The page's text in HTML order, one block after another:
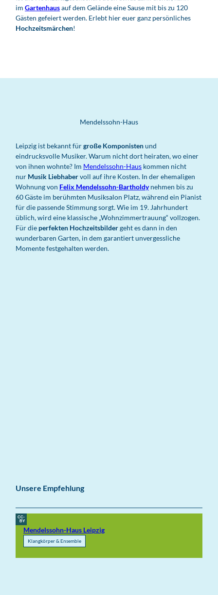
im Gartenhausauf dem Gelände eine Sause mit bis zu 120
Gästen gefeiert werden. Erlebt hier euer ganz persönliches
Hochzeitsmärchen!
Mendelssohn-Haus
Leipzig ist bekannt fürgroße Komponistenund
eindrucksvolle Musiker. Warum nicht dort heiraten, wo einer
von ihnen wohnte? Im Mendelssohn-Haus kommen nicht
nur Musik Liebhabervoll auf ihre Kosten. In der ehemaligen
Wohnung von Felix Mendelssohn-Bartholdynehmen bis zu
60 Gäste im berühmten Musiksalon Platz, während ein Pianist
für die passende Stimmung sorgt. Wie im 19. Jahrhundert
üblich, wird eine klassische „Wohnzimmertrauung“ vollzogen.
Für die perfekten Hochzeitsbildergeht es dann in den
wunderbaren Garten, in dem garantiert unvergessliche
Momente festgehalten werden.
Unsere Empfehlung
CC-
BY
Mendelssohn-Haus Leipzig
Klangkörper & Ensemble